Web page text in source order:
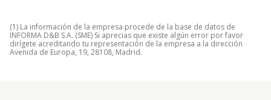
(1) La información de la empresa procede de la base de datos de
INFORMA D&B S.A. (SME) Si aprecias que existe algún error por favor
dirígete acreditando tu representación de la empresa a la dirección
Avenida de Europa, 19, 28108, Madrid.